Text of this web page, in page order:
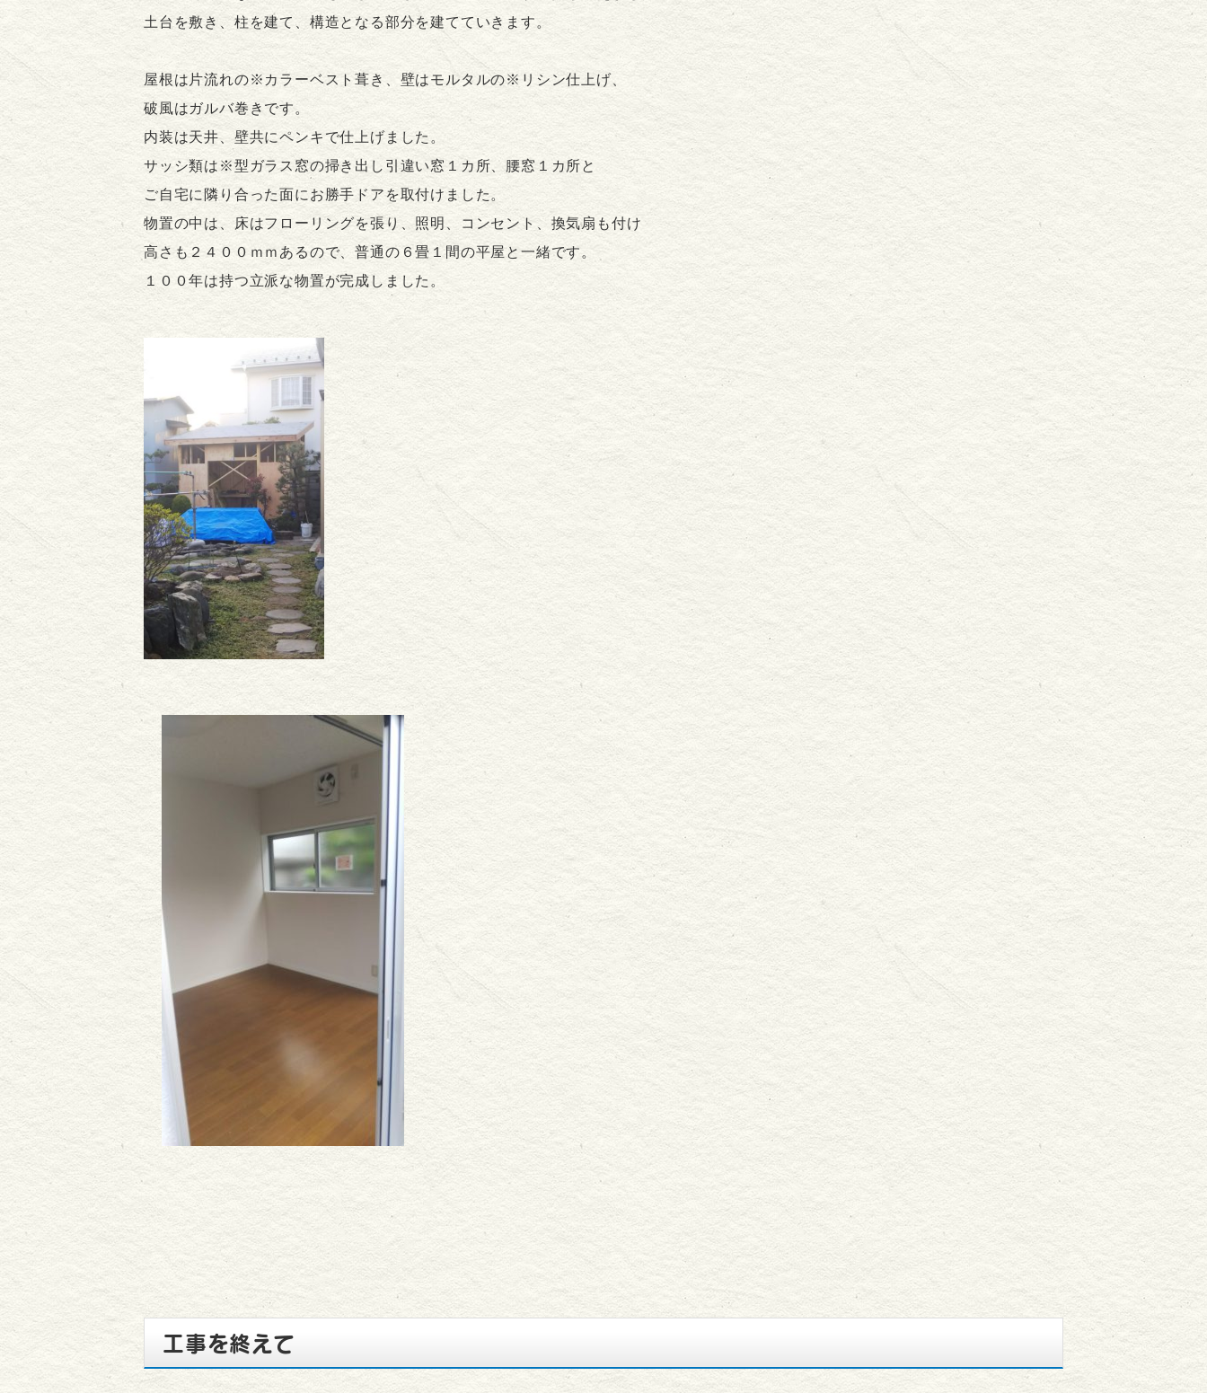
土台を敷き、柱を建て、構造となる部分を建てていきます。
屋根は片流れの※カラーベスト葺き、壁はモルタルの※リシン仕上げ、
破風はガルバ巻きです。
内装は天井、壁共にペンキで仕上げました。
サッシ類は※型ガラス窓の掃き出し引違い窓１カ所、腰窓１カ所と
ご自宅に隣り合った面にお勝手ドアを取付けました。
物置の中は、床はフローリングを張り、照明、コンセント、換気扇も付け
高さも２４００ｍｍあるので、普通の６畳１間の平屋と一緒です。
１００年は持つ立派な物置が完成しました。
工事を終えて